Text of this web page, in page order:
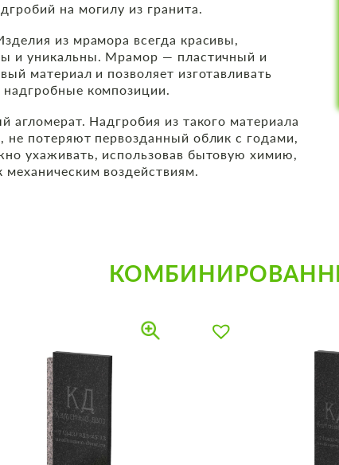
на могилу из гранита.‍
из мрамора всегда красивы,
и уникальны. Мрамор — пластичный и
материал и позволяет изготавливать
надгробные композиции.‍
агломерат. Надгробия из такого материала
не потеряют первозданный облик с годами,
ухаживать, использовав бытовую химию,
механическим воздействиям.